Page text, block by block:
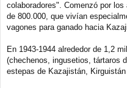
colaboradores". Comenzó por
de 800.000, que vivían
vagones para ganado hacia
En 1943-1944 alrededor de 1,2
(chechenos, ingusetios, tártaros
estepas de Kazajistán,